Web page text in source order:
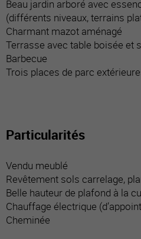
Beau jardin arboré avec
(différents niveaux, terrains
Charmant mazot aménagé
Terrasse avec table boisée et
Barbecue
Trois places de parc
Particularités
Vendu meublé
Revêtement sols carrelage,
Belle hauteur de plafond à la
Chauffage électrique
Cheminée